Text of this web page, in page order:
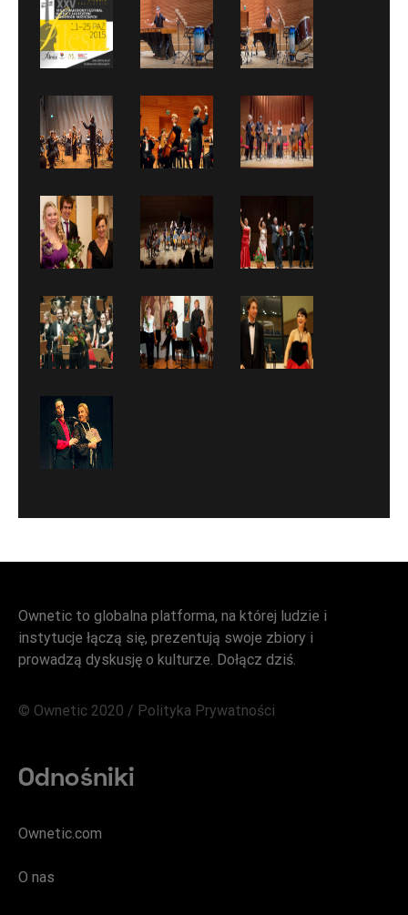
Ownetic to globalna platforma, na której ludzie i
instytucje łączą się, prezentują swoje zbiory i
prowadzą dyskusję o kulturze. Dołącz dziś.
© Ownetic 2020 / Polityka Prywatności
Odnośniki
Ownetic.com
O nas